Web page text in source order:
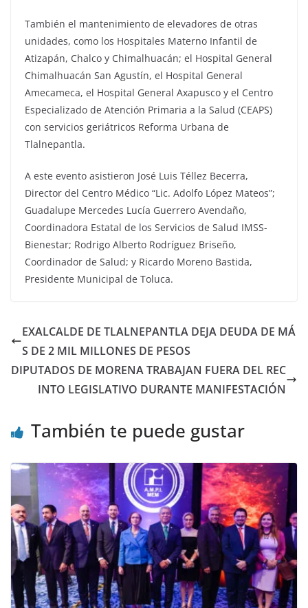
También el mantenimiento de elevadores de otras
unidades, como los Hospitales Materno Infantil de
Atizapán, Chalco y Chimalhuacán; el Hospital General
Chimalhuacán San Agustín, el Hospital General
Amecameca, el Hospital General Axapusco y el Centro
Especializado de Atención Primaria a la Salud (CEAPS)
con servicios geriátricos Reforma Urbana de
Tlalnepantla.
A este evento asistieron José Luis Téllez Becerra,
Director del Centro Médico “Lic. Adolfo López Mateos”;
Guadalupe Mercedes Lucía Guerrero Avendaño,
Coordinadora Estatal de los Servicios de Salud IMSS-
Bienestar; Rodrigo Alberto Rodríguez Briseño,
Coordinador de Salud; y Ricardo Moreno Bastida,
Presidente Municipal de Toluca.
EXALCALDE DE TLALNEPANTLA DEJA DEUDA DE MÁ
S DE 2 MIL MILLONES DE PESOS
DIPUTADOS DE MORENA TRABAJAN FUERA DEL REC
INTO LEGISLATIVO DURANTE MANIFESTACIÓN
También te puede gustar